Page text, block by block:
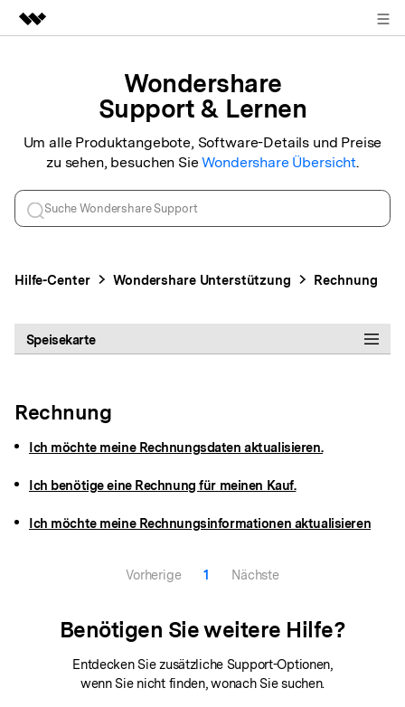
KI-gestützte digitale Kreativität
Dienstprogramme
Überblick
Lösungen
Über uns
Presseraum
Support
Suchen
Wondershare
Support & Lernen
Um alle Produktangebote, Software-Details und Preise
zu sehen, besuchen SieWondershare Übersicht.
Hilfe-Center WondershareUnterstützung Rechnung
Speisekarte
Rechnung
Ich möchte meine Rechnungsdaten aktualisieren.
Ich benötige eine Rechnung für meinen Kauf.
Ich möchte meine Rechnungsinformationen aktualisieren
Vorherige 1 Nächste
Benötigen Sie weitere Hilfe?
Entdecken Sie zusätzliche Support-Optionen,
wenn Sie nicht finden, wonach Sie suchen.